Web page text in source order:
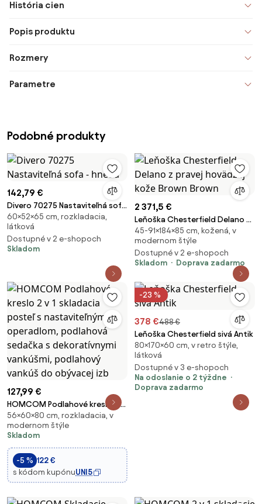
História cien
Popis produktu
Rozmery
Parametre
Podobné produkty
142,79 €
Divero 70275 Nastaviteľná sofa
- hnedá
60×52×65 cm, rozkladacia,
látková
Dostupné v 2 e-shopoch
Skladom
2 371,5 €
Leňoška Chesterfield Delano z
pravej hovädzej kože Brown
Brown
45-91×184×85 cm, kožená, v
modernom štýle
Dostupné v 2 e-shopoch
Skladom
Doprava zadarmo
127,99 €
HOMCOM Podlahové kreslo 2 v
1 skladacia posteľ s
nastaviteľným operadlom,
podlahová sedačka s
dekoratívnymi vankúšmi,
podlahový vankúš do obývacej
izb
56×60×80 cm, rozkladacia, v
modernom štýle
Skladom
-5 % 122 €
s kódom kupónuUNI5
-23 %
378 €488 €
Leňoška Chesterfield sivá Antik
80×170×60 cm, v retro štýle,
látková
Dostupné v 3 e-shopoch
Na odoslanie o 2 týždne
Doprava zadarmo